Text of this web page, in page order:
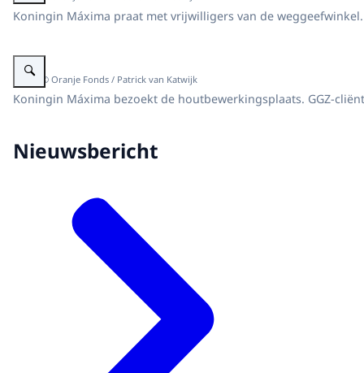
Koningin Máxima praat met vrijwilligers van de weggeefwinkel.
Vergroot afbeelding Koningin Máxima bezoekt Ontmoetingswerkplaats De
Beeld: © Oranje Fonds / Patrick van Katwijk
Koningin Máxima bezoekt de houtbewerkingsplaats. GGZ-
Nieuwsbericht